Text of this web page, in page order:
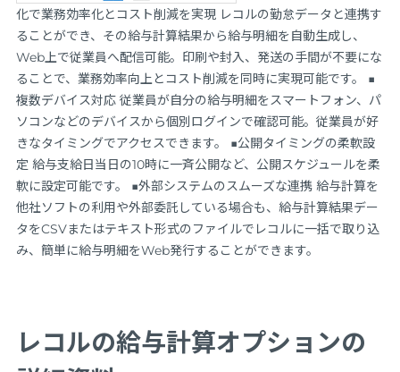
化で業務効率化とコスト削減を実現 レコルの勤怠データと連携す
ることができ、その給与計算結果から給与明細を自動生成し、
Web上で従業員へ配信可能。印刷や封入、発送の手間が不要にな
ることで、業務効率向上とコスト削減を同時に実現可能です。 ■
複数デバイス対応 従業員が自分の給与明細をスマートフォン、パ
ソコンなどのデバイスから個別ログインで確認可能。従業員が好
きなタイミングでアクセスできます。 ■公開タイミングの柔軟設
定 給与支給日当日の10時に一斉公開など、公開スケジュールを柔
軟に設定可能です。 ■外部システムのスムーズな連携 給与計算を
他社ソフトの利用や外部委託している場合も、給与計算結果デー
タをCSVまたはテキスト形式のファイルでレコルに一括で取り込
み、簡単に給与明細をWeb発行することができます。
レコルの給与計算オプションの